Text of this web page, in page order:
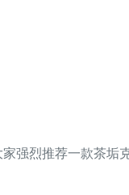
家强烈推荐一款茶